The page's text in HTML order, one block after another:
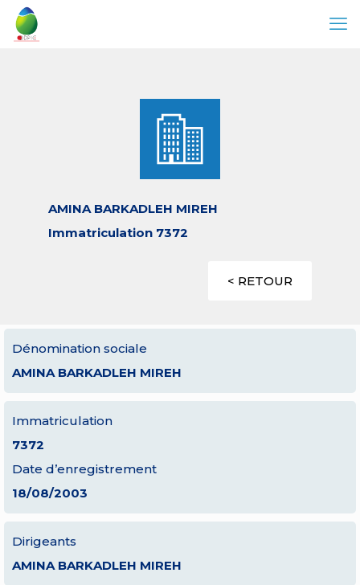
AMINA BARKADLEH MIREH
Immatriculation 7372
< RETOUR
Dénomination sociale
AMINA BARKADLEH MIREH
Immatriculation
7372
Date d’enregistrement
18/08/2003
Dirigeants
AMINA BARKADLEH MIREH